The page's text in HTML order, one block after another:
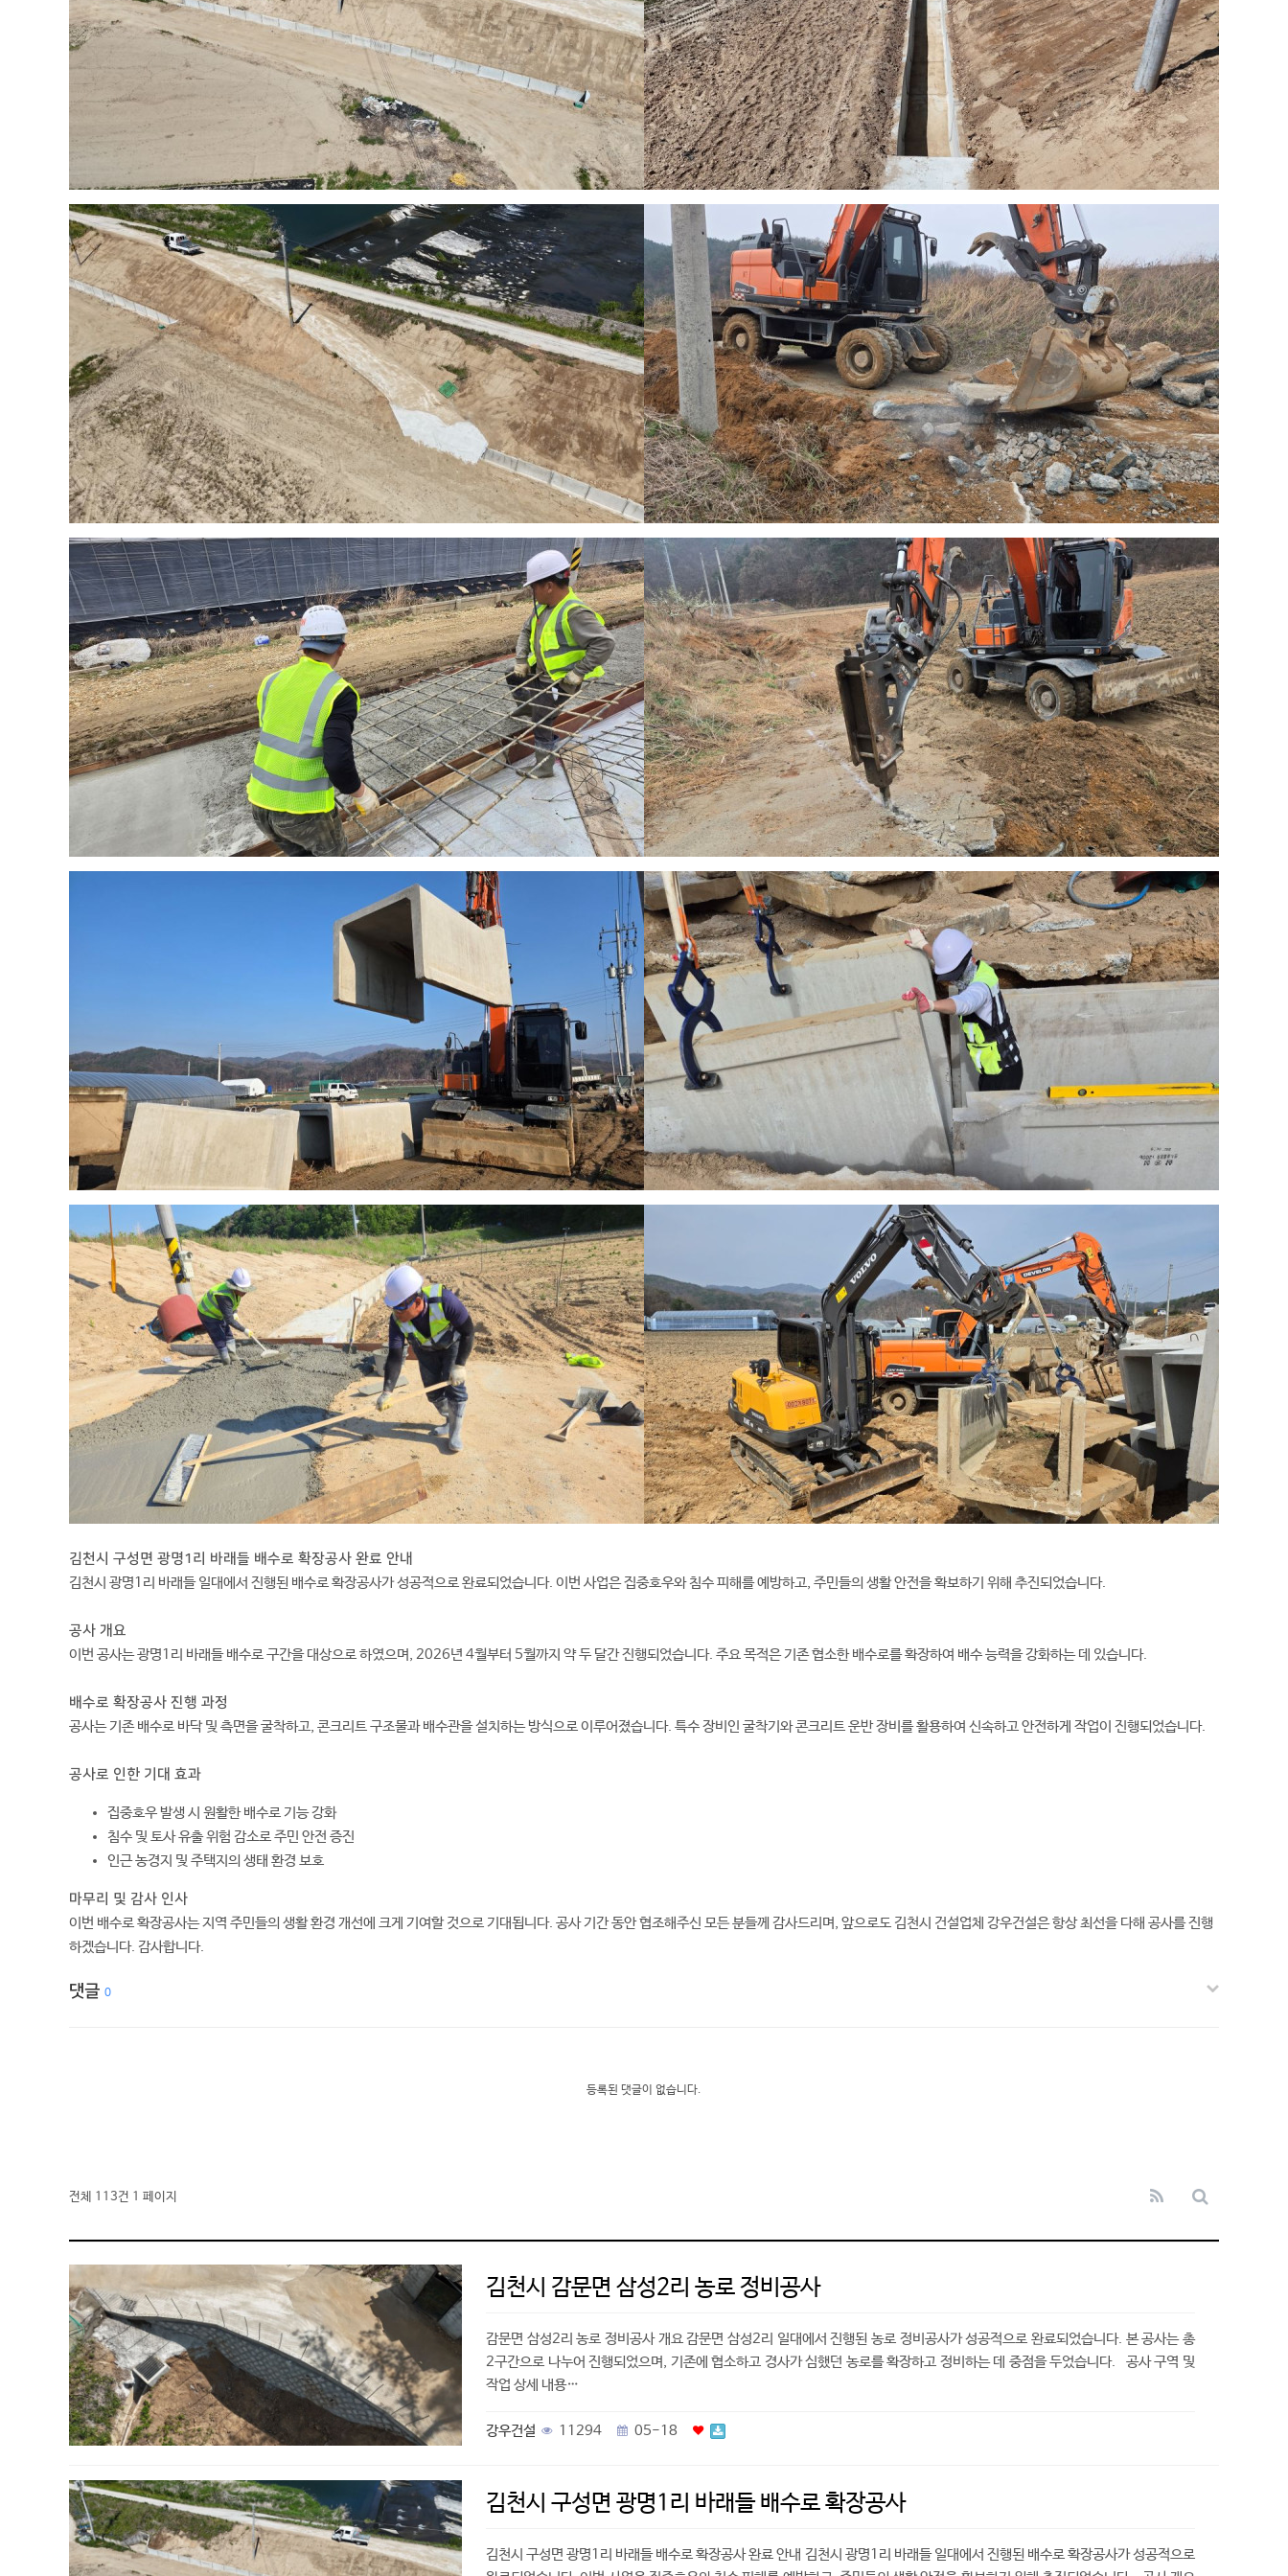
김천시 구성면 광명1리 바래들 배수로 확장공사 완료 안내
김천시 광명1리 바래들 일대에서 진행된 배수로 확장공사가 성공적으로 완료되었습니다. 이번 사업은 집중호우와 침수 피해를 예방하고, 주민들의 생활 안전을 확보하기 위해 추진되었습니다.
공사 개요
이번 공사는 광명1리 바래들 배수로 구간을 대상으로 하였으며, 2026년 4월부터 5월까지 약 두 달간 진행되었습니다. 주요 목적은 기존 협소한 배수로를 확장하여 배수 능력을 강화하는 데 있습니다.
배수로 확장공사 진행 과정
공사는 기존 배수로 바닥 및 측면을 굴착하고, 콘크리트 구조물과 배수관을 설치하는 방식으로 이루어졌습니다. 특수 장비인 굴착기와 콘크리트 운반 장비를 활용하여 신속하고 안전하게 작업이 진행되었습니다.
공사로 인한 기대 효과
집중호우 발생 시 원활한 배수로 기능 강화
침수 및 토사 유출 위험 감소로 주민 안전 증진
인근 농경지 및 주택지의 생태 환경 보호
마무리 및 감사 인사
이번 배수로 확장공사는 지역 주민들의 생활 환경 개선에 크게 기여할 것으로 기대됩니다. 공사 기간 동안 협조해주신 모든 분들께 감사드리며, 앞으로도 김천시 건설업체 강우건설은 항상 최선을 다해 공사를 진행
하겠습니다. 감사합니다.
댓글 0
등록된 댓글이 없습니다.
전체 113건 1 페이지
김천시 감문면 삼성2리 농로 정비공사
감문면 삼성2리 농로 정비공사 개요 감문면 삼성2리 일대에서 진행된 농로 정비공사가 성공적으로 완료되었습니다. 본 공사는 총
2구간으로 나누어 진행되었으며, 기존에 협소하고 경사가 심했던 농로를 확장하고 정비하는 데 중점을 두었습니다. 공사 구역 및
작업 상세 내용…
강우건설 11294 05-18
김천시 구성면 광명1리 바래들 배수로 확장공사
김천시 구성면 광명1리 바래들 배수로 확장공사 완료 안내 김천시 광명1리 바래들 일대에서 진행된 배수로 확장공사가 성공적으로